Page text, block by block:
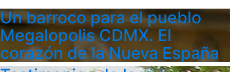
Un barroco para el pueblo
Megalopolis CDMX. El
corazón de la Nueva España